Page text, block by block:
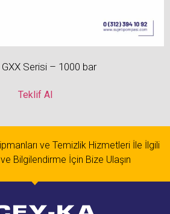
Serisi – 1000 bar
Teklif Al
ve Temizlik Hizmetleri İle İlgili
Bilgilendirme İçin Bize Ulaşın